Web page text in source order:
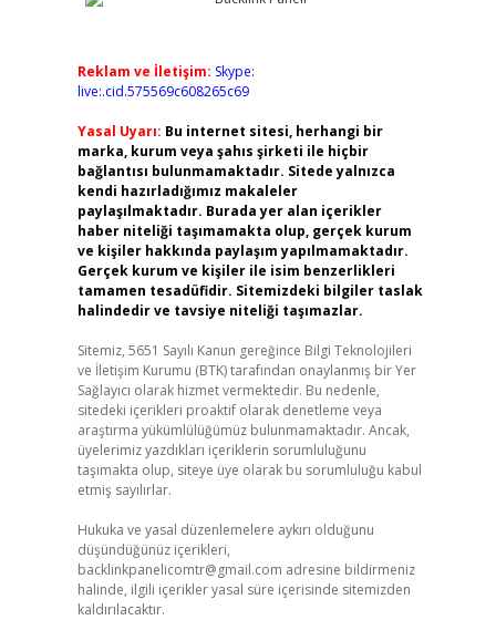
Reklam ve İletişim: Skype:
live:.cid.575569c608265c69
Yasal Uyarı: Bu internet sitesi, herhangi bir
marka, kurum veya şahıs şirketi ile hiçbir
bağlantısı bulunmamaktadır. Sitede yalnızca
kendi hazırladığımız makaleler
paylaşılmaktadır. Burada yer alan içerikler
haber niteliği taşımamakta olup, gerçek kurum
ve kişiler hakkında paylaşım yapılmamaktadır.
Gerçek kurum ve kişiler ile isim benzerlikleri
tamamen tesadüfidir. Sitemizdeki bilgiler taslak
halindedir ve tavsiye niteliği taşımazlar.
Sitemiz, 5651 Sayılı Kanun gereğince Bilgi Teknolojileri
ve İletişim Kurumu (BTK) tarafından onaylanmış bir Yer
Sağlayıcı olarak hizmet vermektedir. Bu nedenle,
sitedeki içerikleri proaktif olarak denetleme veya
araştırma yükümlülüğümüz bulunmamaktadır. Ancak,
üyelerimiz yazdıkları içeriklerin sorumluluğunu
taşımakta olup, siteye üye olarak bu sorumluluğu kabul
etmiş sayılırlar.
Hukuka ve yasal düzenlemelere aykırı olduğunu
düşündüğünüz içerikleri,
backlinkpanelicomtr@gmail.com adresine bildirmeniz
halinde, ilgili içerikler yasal süre içerisinde sitemizden
kaldırılacaktır.